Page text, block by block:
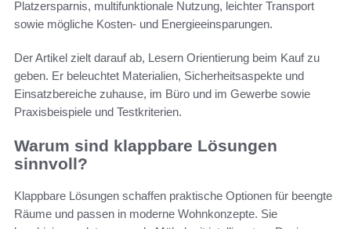
Platzersparnis, multifunktionale Nutzung, leichter Transport
sowie mögliche Kosten- und Energieeinsparungen.
Der Artikel zielt darauf ab, Lesern Orientierung beim Kauf zu
geben. Er beleuchtet Materialien, Sicherheitsaspekte und
Einsatzbereiche zuhause, im Büro und im Gewerbe sowie
Praxisbeispiele und Testkriterien.
Warum sind klappbare Lösungen
sinnvoll?
Klappbare Lösungen schaffen praktische Optionen für beengte
Räume und passen in moderne Wohnkonzepte. Sie